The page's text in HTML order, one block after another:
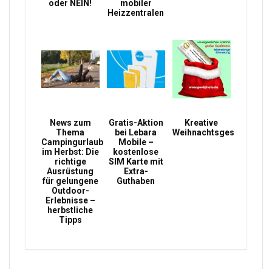
oder NEIN!
mobiler
Heizzentralen
News zum
Thema
Campingurlaub
im Herbst: Die
richtige
Ausrüstung
für gelungene
Outdoor-
Erlebnisse –
herbstliche
Tipps
Gratis-Aktion
bei Lebara
Mobile –
kostenlose
SIM Karte mit
Extra-
Guthaben
Kreative
Weihnachtsgeschenke